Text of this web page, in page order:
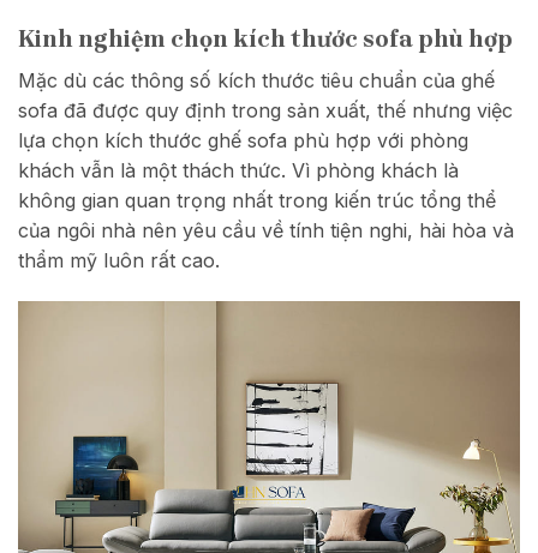
Kinh nghiệm chọn kích thước sofa phù hợp
Mặc dù các thông số kích thước tiêu chuẩn của ghế
sofa đã được quy định trong sản xuất, thế nhưng việc
lựa chọn kích thước ghế sofa phù hợp với phòng
khách vẫn là một thách thức. Vì phòng khách là
không gian quan trọng nhất trong kiến trúc tổng thể
của ngôi nhà nên yêu cầu về tính tiện nghi, hài hòa và
thẩm mỹ luôn rất cao.